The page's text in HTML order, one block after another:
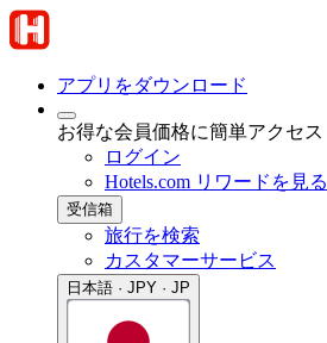
アプリをダウンロード
お得な会員価格に簡単アクセス
ログイン
Hotels.com リワードを見る
受信箱
旅行を検索
カスタマーサービス
日本語 · JPY · JP